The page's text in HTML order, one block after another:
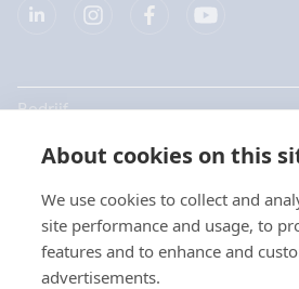
About cookies on this
We use cookies to collect and
site performance and usage, to
features and to enhance and
advertisements.
Kies uw taal /
votre langue
Bedrijf
Producten
Snelkoppelingen